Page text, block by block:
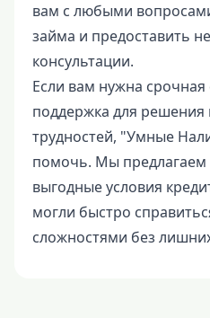
вам с любыми
займа и предоставить
консультации.
Если вам нужна
поддержка для
трудностей, "Умные
помочь. Мы
выгодные условия
могли быстро
сложностями без